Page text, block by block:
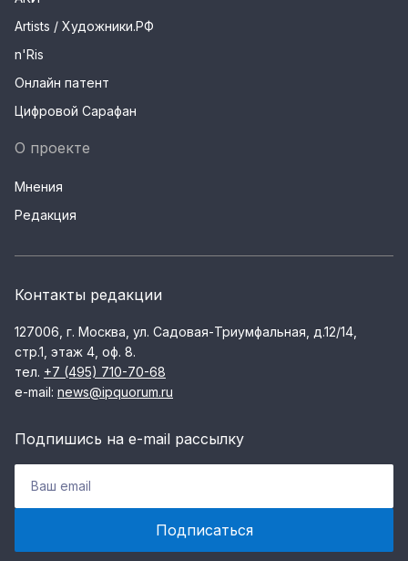
Artists / Художники.РФ
n'Ris
Онлайн патент
Цифровой Сарафан
О проекте
Мнения
Редакция
Контакты редакции
127006, г. Москва, ул. Садовая-Триумфальная, д.12/14,
стр.1, этаж 4, оф. 8.
тел. +7 (495) 710-70-68
e-mail: news@ipquorum.ru
Подпишись на e-mail рассылку